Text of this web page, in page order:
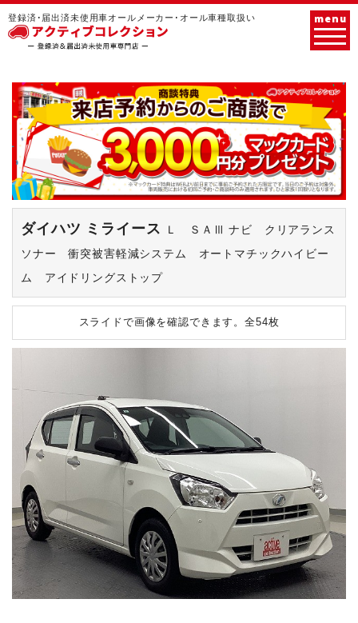
登録済･届出済未使用車オールメーカー･オール車種取扱い menu
ダイハツ ミライース
Ｌ ＳＡⅢ ナビ クリアランス
ソナー 衝突被害軽減システム オートマチックハイビー
ム アイドリングストップ
スライドで画像を確認できます。全54枚